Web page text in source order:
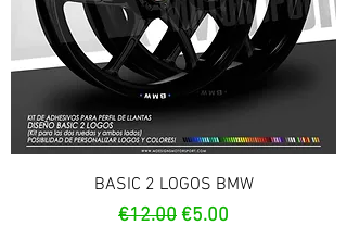
BASIC 2 LOGOS BMW
Regular Price
€12.00Sale Price
€5.00